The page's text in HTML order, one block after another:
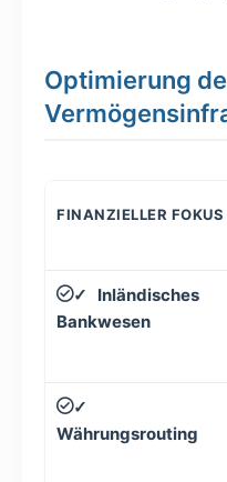
Optimierung
FINANZIELLER FOKUS
✓
Inländisches
Bankwesen
✓
Währungsrouting